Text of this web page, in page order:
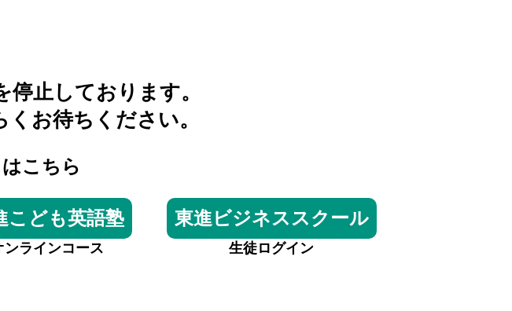
止しております。
お待ちください。
こちら
こども英語塾
ンラインコース
東進ビジネススクール
生徒ログイン